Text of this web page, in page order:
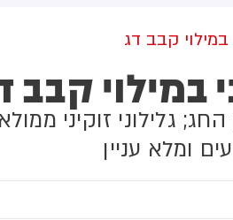
במילוי קבב דג
במילוי קבב
גלילוני זוקיני
ומלא עניין